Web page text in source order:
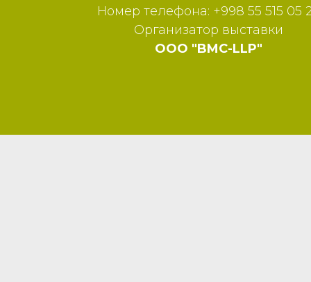
Номер телефона: +998 55 515 05
Организатор выставки
ООО "BMC-LLP"